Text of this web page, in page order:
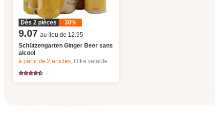
Dès 2 pièces 30%
9.07 au lieu de 12.95
Schützengarten Ginger Beer sans
alcool
à partir de 2articles,Offre valable du 6.8 au 12.8.2026, jusqu’à épuisement du stock.